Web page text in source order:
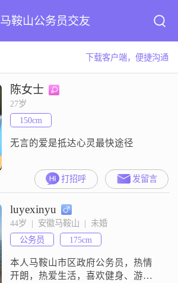
马鞍山公务员交友
下载客户端，便捷沟通
陈女士
27岁
150cm
无言的爱是抵达心灵最快途径
打招呼 发留言
luyexinyu
44岁  |  安徽马鞍山  |  未婚
公务员
175cm
本人马鞍山市区政府公务员，热情
开朗，热爱生活，喜欢健身、游